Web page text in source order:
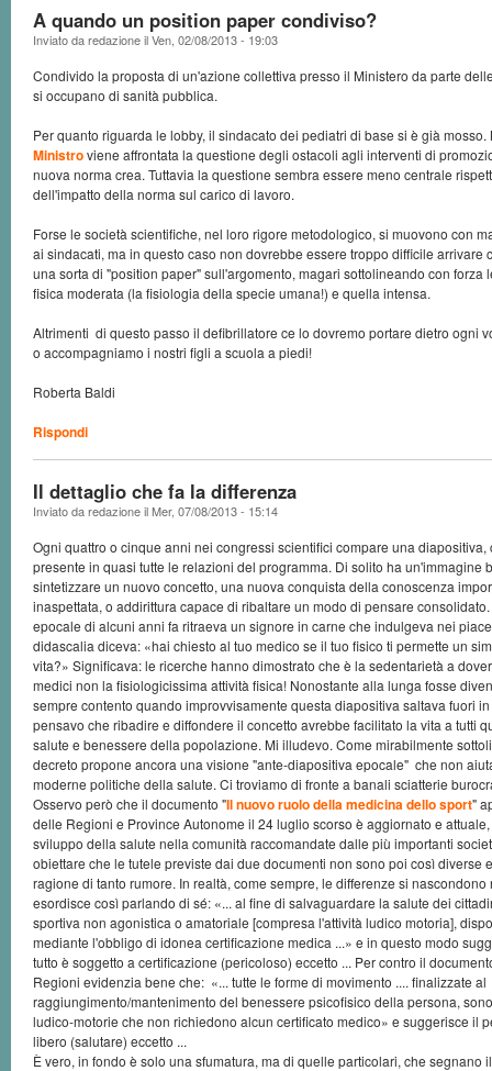
A quando un position paper condiviso?
Inviato daredazioneilVen, 02/08/2013 - 19:03
Condivido la proposta di un'azione collettiva presso il Ministero da parte
si occupano di sanità pubblica.
Per quanto riguarda le lobby, il sindacato dei pediatri di base si è già mosso.
Ministroviene affrontata la questione degli ostacoli agli interventi di
nuova norma crea. Tuttavia la questione sembra essere meno centrale
dell'impatto della norma sul carico di lavoro.
Forse le società scientifiche, nel loro rigore metodologico, si muovono con
ai sindacati, ma in questo caso non dovrebbe essere troppo difficile arrivare
una sorta di "position paper" sull'argomento, magari sottolineando con forza
fisica moderata (la fisiologia della specie umana!) e quella intensa.
Altrimenti di questo passo il defibrillatore ce lo dovremo portare dietro ogni
o accompagniamo i nostri figli a scuola a piedi!
Roberta Baldi
Rispondi
Il dettaglio che fa la differenza
Inviato daredazioneilMer, 07/08/2013 - 15:14
Ogni quattro o cinque anni nei congressi scientifici compare una
presente in quasi tutte le relazioni del programma. Di solito ha un'immagine
sintetizzare un nuovo concetto, una nuova conquista della conoscenza
inaspettata, o addirittura capace di ribaltare un modo di pensare
epocale di alcuni anni fa ritraeva un signore in carne che indulgeva nei
didascalia diceva: «hai chiesto al tuo medico se il tuo fisico ti permette un
vita?» Significava: le ricerche hanno dimostrato che è la sedentarietà a
medici non la fisiologicissima attività fisica! Nonostante alla lunga fosse
sempre contento quando improvvisamente questa diapositiva saltava fuori
pensavo che ribadire e diffondere il concetto avrebbe facilitato la vita a tutti
salute e benessere della popolazione. Mi illudevo. Come mirabilmente
decreto propone ancora una visione "ante-diapositiva epocale" che non
moderne politiche della salute. Ci troviamo di fronte a banali sciatterie
Osservo però che il documento "Il nuovo ruolo della medicina dello sport"
delle Regioni e Province Autonome il 24 luglio scorso è aggiornato e
sviluppo della salute nella comunità raccomandate dalle più importanti
obiettare che le tutele previste dai due documenti non sono poi così diverse
ragione di tanto rumore. In realtà, come sempre, le differenze si
esordisce così parlando di sé: «... al fine di salvaguardare la salute dei
sportiva non agonistica o amatoriale [compresa l'attività ludico motoria],
mediante l'obbligo di idonea certificazione medica ...» e in questo modo
tutto è soggetto a certificazione (pericoloso) eccetto ... Per contro il
Regioni evidenzia bene che: «... tutte le forme di movimento .... finalizzate al
raggiungimento/mantenimento del benessere psicofisico della persona,
ludico-motorie che non richiedono alcun certificato medico» e suggerisce il
libero (salutare) eccetto ...
È vero, in fondo è solo una sfumatura, ma di quelle particolari, che segnano